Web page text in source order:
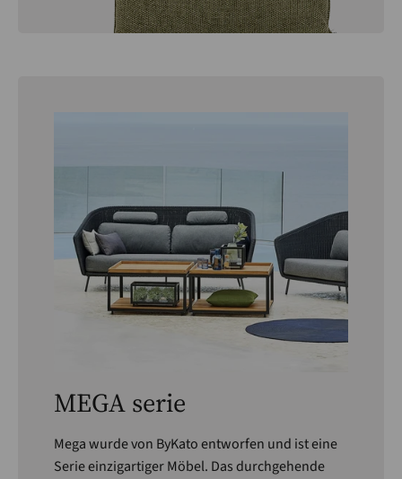
MEGA serie
Mega wurde von ByKato entworfen und ist eine
Serie einzigartiger Möbel. Das durchgehende